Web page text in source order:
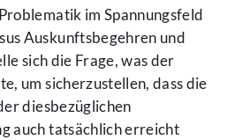
im Spannungsfeld
Auskunftsbegehren und
sich die Frage, was der
um sicherzustellen, dass die
diesbezüglichen
auch tatsächlich erreicht